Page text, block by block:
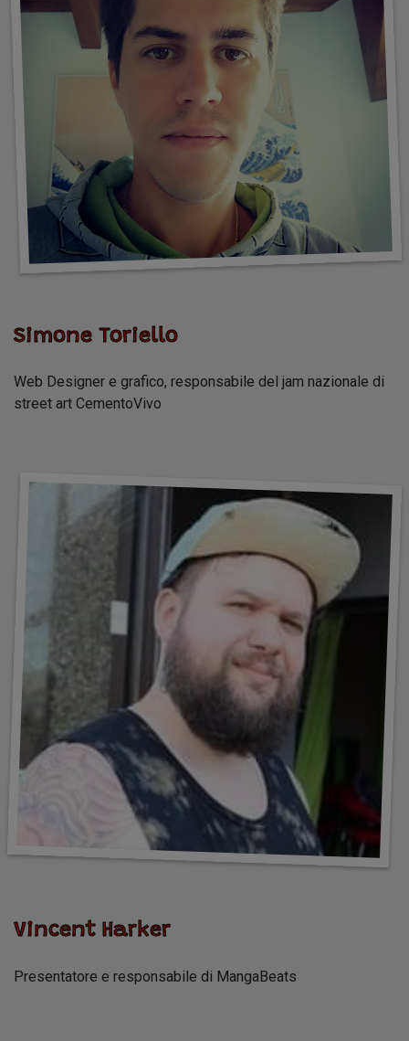
Simone Toriello
Web Designer e grafico, responsabile del jam nazionale di
street art CementoVivo
Vincent Harker
Presentatore e responsabile di MangaBeats